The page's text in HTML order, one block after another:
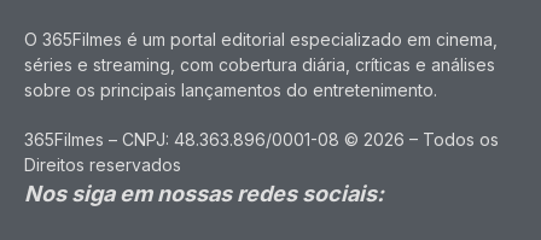
O 365Filmes é um portal editorial especializado em cinema,
séries e streaming, com cobertura diária, críticas e análises
sobre os principais lançamentos do entretenimento.
365Filmes – CNPJ: 48.363.896/0001-08 © 2026 – Todos os
Direitos reservados
Nos siga em nossas redes sociais: